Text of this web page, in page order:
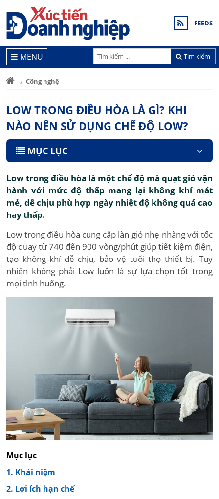
FEEDS
Tìm kiếm
MENU
Công nghệ
LOW TRONG ĐIỀU HÒA LÀ GÌ? KHI
NÀO NÊN SỬ DỤNG CHẾ ĐỘ LOW?
MỤC LỤC
Low trong điều hòa là một chế độ mà quạt gió vận
hành với mức độ thấp mang lại không khí mát
mẻ, dễ chịu phù hợp ngày nhiệt độ không quá cao
hay thấp.
Low trong điều hòa cung cấp làn gió nhẹ nhàng với tốc
độ quay từ 740 đến 900 vòng/phút giúp tiết kiệm điện,
tạo không khí dễ chịu, bảo vệ tuổi thọ thiết bị. Tuy
nhiên không phải Low luôn là sự lựa chọn tốt trong
mọi tình huống.
Mục lục
1. Khái niệm
2. Lợi ích hạn chế